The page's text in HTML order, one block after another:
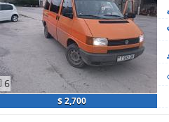
6
$ 2,700